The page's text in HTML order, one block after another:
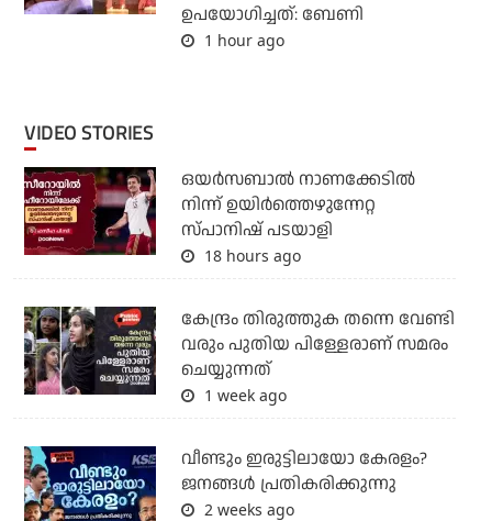
ഉപയോഗിച്ചത്: ബേണി
1 hour ago
VIDEO STORIES
ഒയര്‍സബാൽ നാണക്കേടിൽ
നിന്ന് ഉയിർത്തെഴുന്നേറ്റ
സ്പാനിഷ് പടയാളി
18 hours ago
കേന്ദ്രം തിരുത്തുക തന്നെ വേണ്ടി
വരും പുതിയ പിള്ളേരാണ് സമരം
ചെയ്യുന്നത്
1 week ago
വീണ്ടും ഇരുട്ടിലായോ കേരളം?
ജനങ്ങൾ പ്രതികരിക്കുന്നു
2 weeks ago